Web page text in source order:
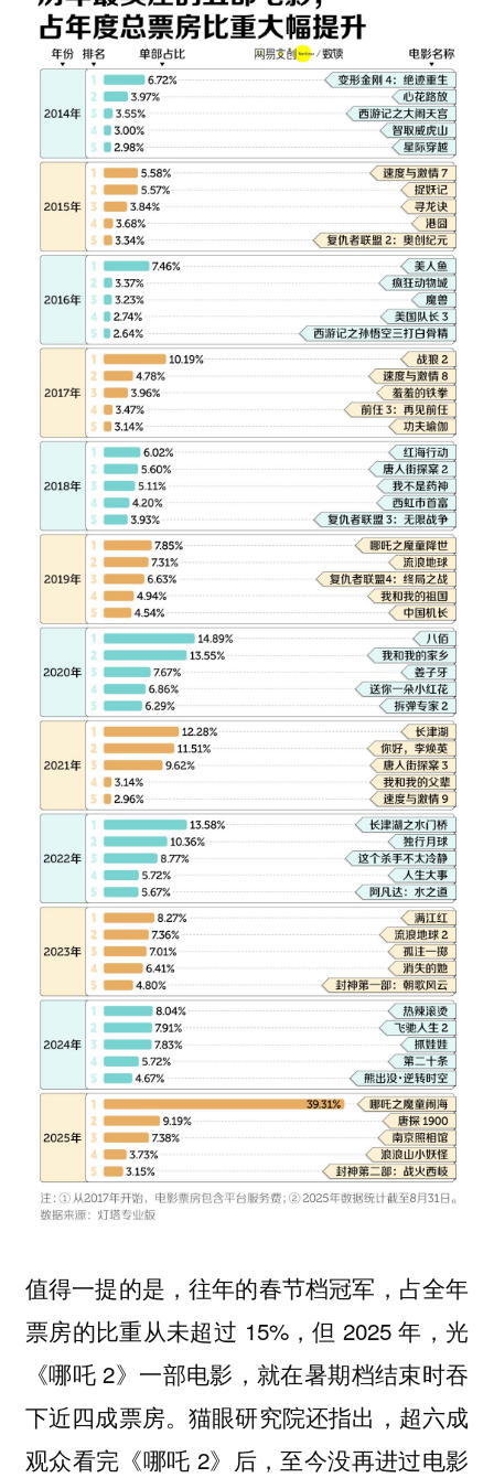
值得一提的是，往年的春节档冠军，占全年
票房的比重从未超过 15%，但 2025 年，光
《哪吒 2》一部电影，就在暑期档结束时吞
下近四成票房。猫眼研究院还指出，超六成
观众看完《哪吒 2》后，至今没再进过电影